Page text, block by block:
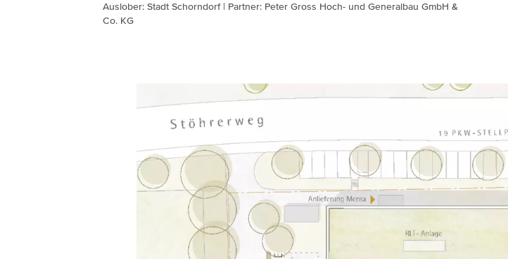
Auslober: Stadt Schorndorf | Partner: Peter Gross Hoch- und Generalbau GmbH &
Co. KG